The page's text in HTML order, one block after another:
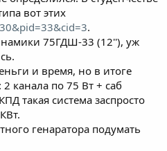
вот этих
.
75ГДШ-33 (12''), уж
и время, но в итоге
канала по 75 Вт + саб
такая система заспросто
генаратора подумать